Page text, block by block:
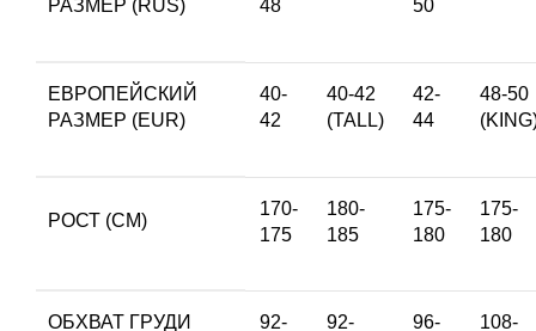
РАЗМЕР (RUS)
48
50
ЕВРОПЕЙСКИЙ
РАЗМЕР (EUR)
40-
42
40-42
(TALL)
42-
44
48-50
РОСТ (СМ)
170-
175
180-
185
175-
180
175-
180
ОБХВАТ ГРУДИ 92- 92- 96- 108-